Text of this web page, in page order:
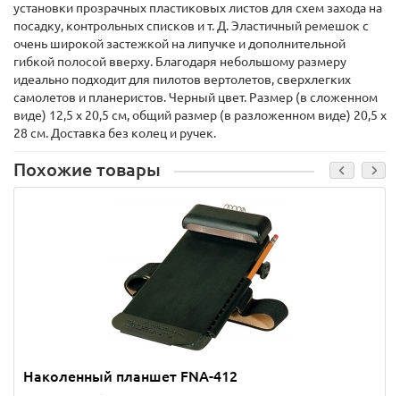
установки прозрачных пластиковых листов для схем захода на
посадку, контрольных списков и т. Д. Эластичный ремешок с
очень широкой застежкой на липучке и дополнительной
гибкой полосой вверху. Благодаря небольшому размеру
идеально подходит для пилотов вертолетов, сверхлегких
самолетов и планеристов. Черный цвет. Размер (в сложенном
виде) 12,5 х 20,5 см, общий размер (в разложенном виде) 20,5 х
28 см. Доставка без колец и ручек.
Похожие товары
Наколенный планшет FNA-412